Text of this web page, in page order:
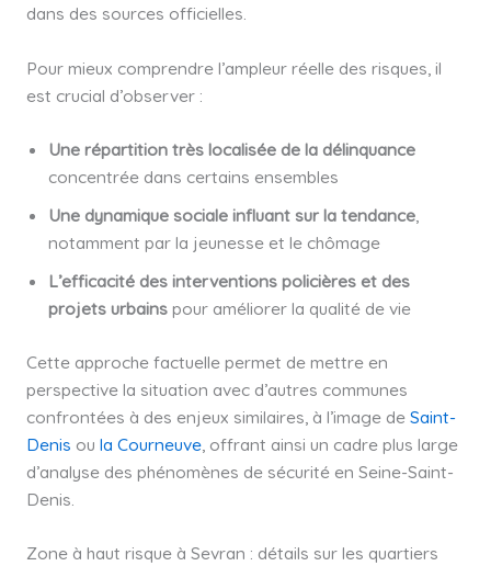
dans des sources officielles.
Pour mieux comprendre l’ampleur réelle des risques, il
est crucial d’observer :
Une répartition très localisée de la délinquance
concentrée dans certains ensembles
Une dynamique sociale influant sur la tendance,
notamment par la jeunesse et le chômage
L’efficacité des interventions policières et des
projets urbainspour améliorer la qualité de vie
Cette approche factuelle permet de mettre en
perspective la situation avec d’autres communes
confrontées à des enjeux similaires, à l’image de Saint-
Denis ou la Courneuve, offrant ainsi un cadre plus large
d’analyse des phénomènes de sécurité en Seine-Saint-
Denis.
Zone à haut risque à Sevran : détails sur les quartiers